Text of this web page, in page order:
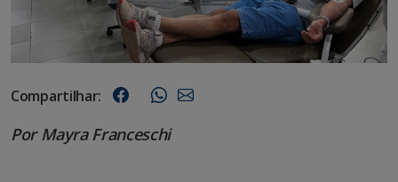
Compartilhar:
Por Mayra Franceschi